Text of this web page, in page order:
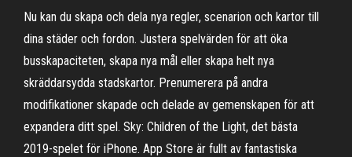
Nu kan du skapa och dela nya regler, scenarion och kartor till
dina städer och fordon. Justera spelvärden för att öka
busskapaciteten, skapa nya mål eller skapa helt nya
skräddarsydda stadskartor. Prenumerera på andra
modifikationer skapade och delade av gemenskapen för att
expandera ditt spel. Sky: Children of the Light, det bästa
2019-spelet för iPhone. App Store är fullt av fantastiska